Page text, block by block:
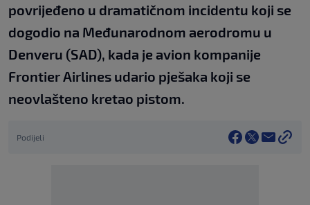
povrijeđeno u dramatičnom incidentu koji se
dogodio na Međunarodnom aerodromu u
Denveru (SAD), kada je avion kompanije
Frontier Airlines udario pješaka koji se
neovlašteno kretao pistom.
Podijeli